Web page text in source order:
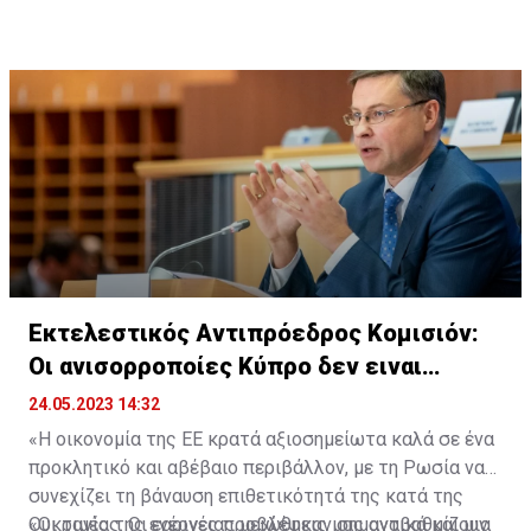
Εκτελεστικός Αντιπρόεδρος Κομισιόν:
Οι ανισορροποίες Κύπρο δεν ειναι
ανησυχούν
24.05.2023 14:32
«Η οικονομία της ΕΕ κρατά αξιοσημείωτα καλά σε ένα
προκλητικό και αβέβαιο περιβάλλον, με τη Ρωσία να
συνεχίζει τη βάναυση επιθετικότητά της κατά της
Ουκρανίας. Οι εαρινές προβλέψεις μας αναβαθμίζουν
«Οι τιμές της ενέργειας μειώθηκαν σημαντικά και μια